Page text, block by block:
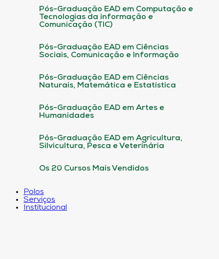
Pós-Graduação EAD em Computação e
Tecnologias da informação e
Comunicação (TIC)
Pós-Graduação EAD em Ciências
Sociais, Comunicação e Informação
Pós-Graduação EAD em Ciências
Naturais, Matemática e Estatística
Pós-Graduação EAD em Artes e
Humanidades
Pós-Graduação EAD em Agricultura,
Silvicultura, Pesca e Veterinária
Os 20 Cursos Mais Vendidos
Polos
Serviços
Institucional